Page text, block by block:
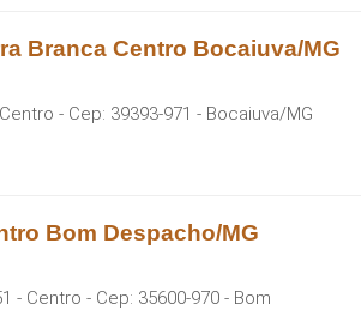
Branca Centro Bocaiuva/MG
- Cep: 39393-971 - Bocaiuva/MG
Bom Despacho/MG
- Centro - Cep: 35600-970 - Bom